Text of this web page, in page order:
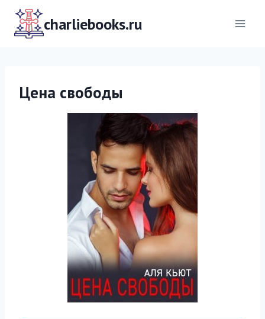
Перейти
содержимомуcharliebooks.ru
Цена свободы